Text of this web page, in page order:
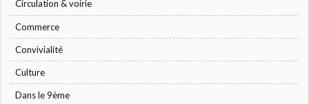
Circulation & voirie
Commerce
Convivialité
Culture
Dans le 9ème